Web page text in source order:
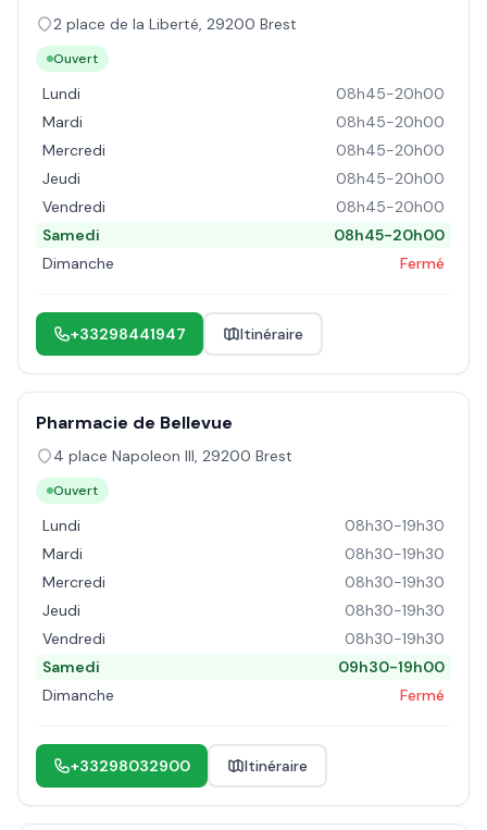
2 place de la Liberté, 29200 Brest
Ouvert
Lundi
08h45-20h00
Mardi
08h45-20h00
Mercredi
08h45-20h00
Jeudi
08h45-20h00
Vendredi
08h45-20h00
Samedi
08h45-20h00
Dimanche
Fermé
+33298441947 Itinéraire
Pharmacie de Bellevue
4 place Napoleon III, 29200 Brest
Ouvert
Lundi
08h30-19h30
Mardi
08h30-19h30
Mercredi
08h30-19h30
Jeudi
08h30-19h30
Vendredi
08h30-19h30
Samedi
09h30-19h00
Dimanche
Fermé
+33298032900 Itinéraire